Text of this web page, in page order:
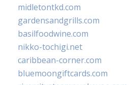
midletontkd.com
gardensandgrills.com
basilfoodwine.com
nikko-tochigi.net
caribbean-corner.com
bluemoongiftcards.com